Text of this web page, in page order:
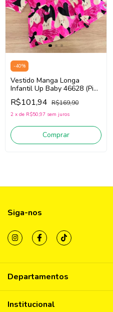
-40%
Vestido Manga Longa
Infantil Up Baby 46628 (Pink
/Off White)
R$101,94 R$169,90
2 x de R$50,97 sem juros
Comprar
Siga-nos
Departamentos
Institucional